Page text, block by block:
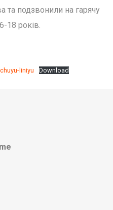
та подзвонили на гарячу
18 років.
liniyu Download